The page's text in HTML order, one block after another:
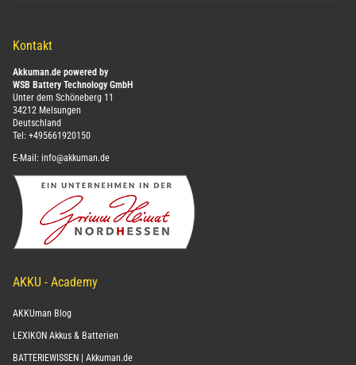
Kontakt
Akkuman.de powered by
WSB Battery Technology GmbH
Unter dem Schöneberg 11
34212 Melsungen
Deutschland
Tel: +495661920150
E-Mail: info@akkuman.de
AKKU - Academy
AKKUman Blog
LEXIKON Akkus & Batterien
BATTERIEWISSEN | Akkuman.de